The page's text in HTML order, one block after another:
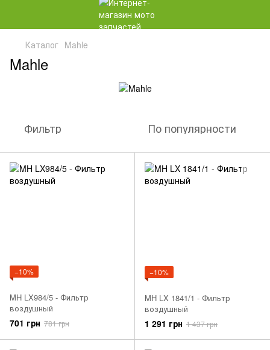
Каталог Mahle
Mahle
Фильтр По популярности
−10%
MH LX984/5 - Фильтр
воздушный
701 грн 781 грн
−10%
MH LX 1841/1 - Фильтр
воздушный
1 291 грн 1 437 грн